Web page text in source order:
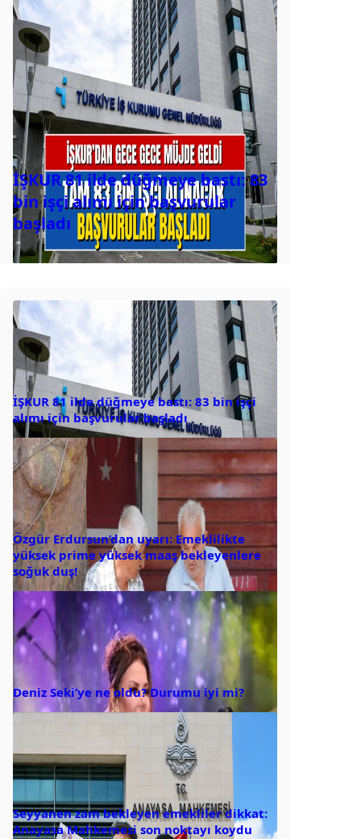
İŞKUR 81 ilde düğmeye bastı: 83
bin işçi alımı için başvurular
başladı
İŞKUR 81 ilde düğmeye bastı: 83 bin işçi
alımı için başvurular başladı
Özgür Erdursun’dan uyarı: Emeklilikte
yüksek prime yüksek maaş bekleyenlere
soğuk duş!
Deniz Seki’ye ne oldu? Durumu iyi mi?
Seyyanen zam bekleyen emekliler dikkat:
Anayasa Mahkemesi son noktayı koydu